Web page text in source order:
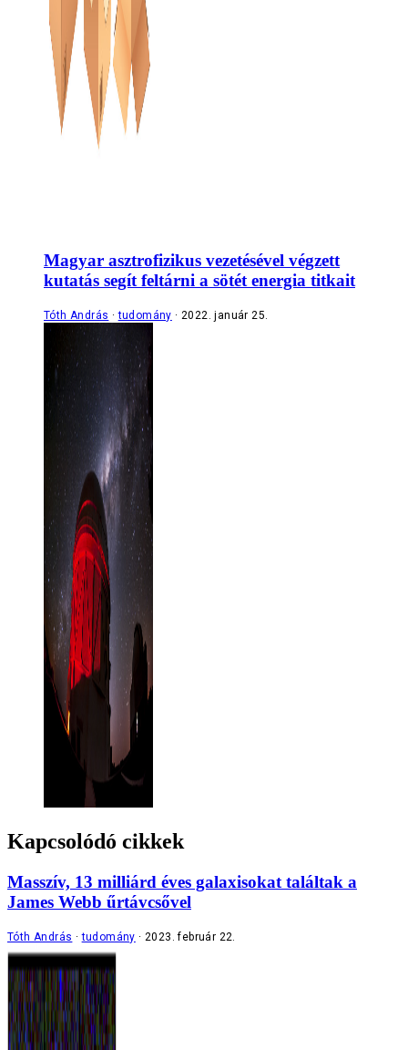
Magyar asztrofizikus vezetésével végzett
kutatás segít feltárni a sötét energia titkait
Tóth András tudomány 2022. január 25.
Kapcsolódó cikkek
Masszív, 13 milliárd éves galaxisokat találtak a
James Webb űrtávcsővel
Tóth András tudomány 2023. február 22.